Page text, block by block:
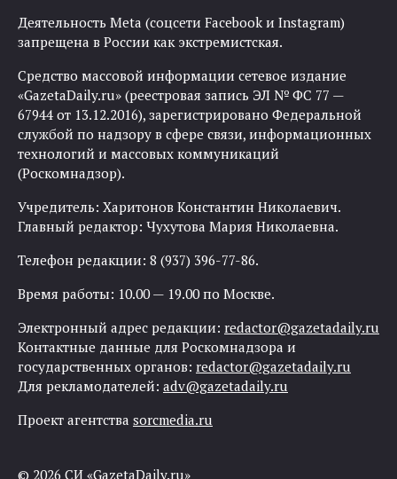
Деятельность Meta (соцсети Facebook и Instagram)
запрещена в России как экстремистская.
Средство массовой информации сетевое издание
«GazetaDaily.ru» (реестровая запись ЭЛ № ФС 77 —
67944 от 13.12.2016), зарегистрировано Федеральной
службой по надзору в сфере связи, информационных
технологий и массовых коммуникаций
(Роскомнадзор).
Учредитель: Харитонов Константин Николаевич.
Главный редактор: Чухутова Мария Николаевна.
Телефон редакции: 8 (937) 396-77-86.
Время работы: 10.00 — 19.00 по Москве.
Электронный адрес редакции: redactor@gazetadaily.ru
Контактные данные для Роскомнадзора и
государственных органов: redactor@gazetadaily.ru
Для рекламодателей: adv@gazetadaily.ru
Проект агентства sorcmedia.ru
© 2026 СИ «GazetaDaily.ru»